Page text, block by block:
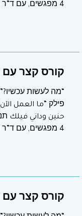
4 מפגשים, עם ד”ר דב חנין ופרופ’ דני פילק,
קורס קצר עם
حنين وداني فيلك
4 מפגשים, עם ד”ר דב חנין ופרופ’ דני פילק,
קורס קצר עם